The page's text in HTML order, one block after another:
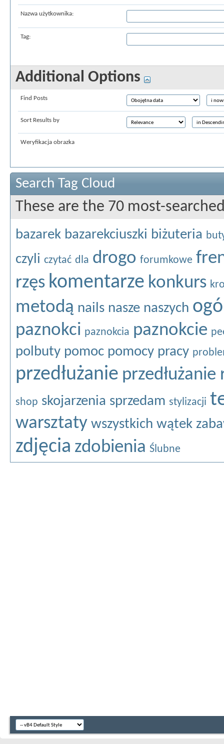
Nazwa użytkownika:
Tag:
Additional Options
Find Posts
Sort Results by
Weryfikacja obrazka
Search Tag Cloud
These are the 70 most-
bazarek bazarekciuszki biżuteria
czyli czytać dla drogo forumkowe
rzęs komentarze konkurs
metodą nails nasze naszych
paznokci paznokcia paznokcie
polbuty pomoc pomocy pracy
przedłużanie przedłużanie
shop skojarzenia sprzedam stylizacji
warsztaty wszystkich wątek
zdjęcia zdobienia Ślubne